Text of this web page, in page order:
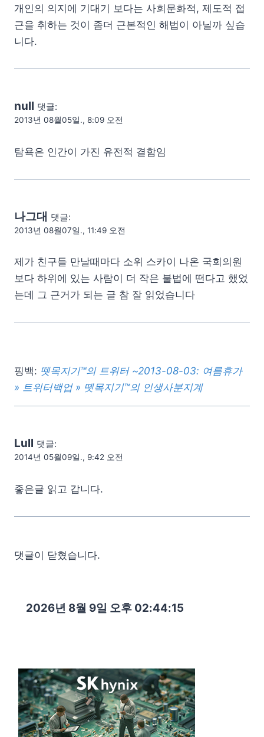
개인의 의지에 기대기 보다는 사회문화적, 제도적 접
근을 취하는 것이 좀더 근본적인 해법이 아닐까 싶습
니다.
null 댓글:
2013년 08월05일., 8:09 오전
탐욕은 인간이 가진 유전적 결함임
나그대 댓글:
2013년 08월07일., 11:49 오전
제가 친구들 만날때마다 소위 스카이 나온 국회의원
보다 하위에 있는 사람이 더 작은 불법에 떤다고 했었
는데 그 근거가 되는 글 참 잘 읽었습니다
핑백: 뗏목지기™의 트위터 ~2013-08-03: 여름휴가
» 트위터백업 » 뗏목지기™의 인생사분지계
Lull 댓글:
2014년 05월09일., 9:42 오전
좋은글 읽고 갑니다.
댓글이 닫혔습니다.
2026년 8월 9일 오후 02:44:16